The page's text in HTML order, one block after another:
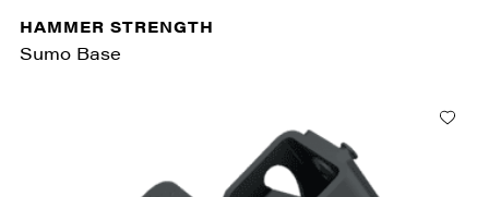
HAMMER STRENGTH
Sumo Base